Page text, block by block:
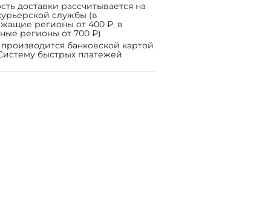
доставки рассчитывается на
службы (в
регионы от 400 ₽, в
регионы от 700 ₽)
банковской картой
быстрых платежей